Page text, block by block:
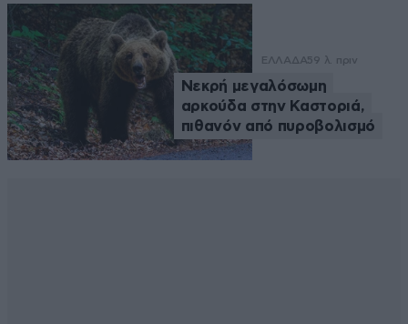
ΕΛΛΑΔΑ59 λ. πριν
Νεκρή μεγαλόσωμη
αρκούδα στην Καστοριά,
πιθανόν από πυροβολισμό